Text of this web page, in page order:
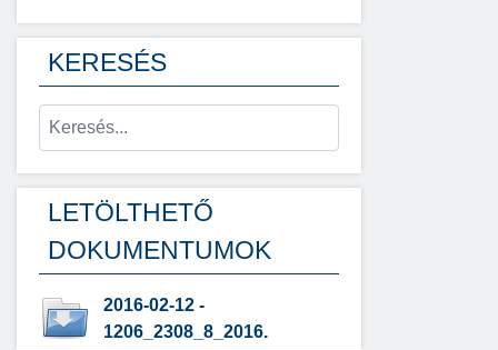
KERESÉS
LETÖLTHETŐ
DOKUMENTUMOK
2016-02-12 -
1206_2308_8_2016.